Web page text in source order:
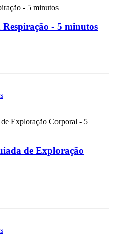
- 5 minutos
de Exploração